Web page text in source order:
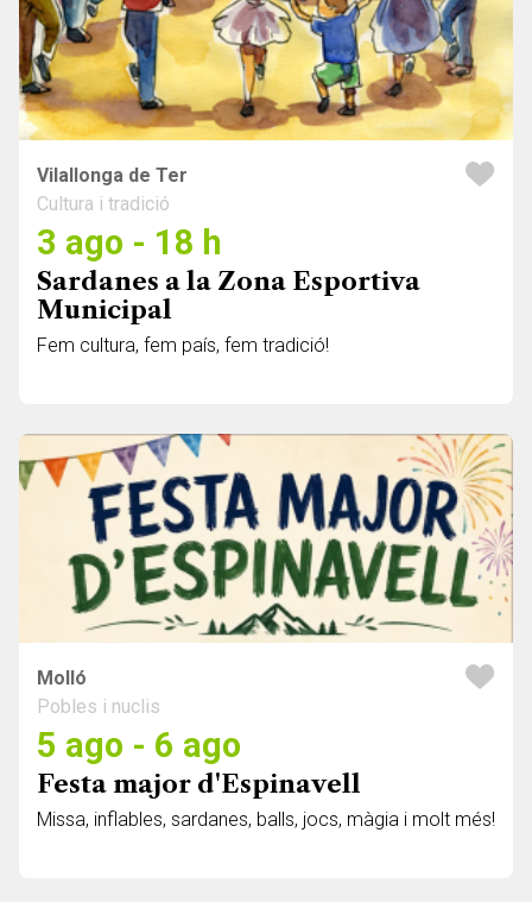
Vilallonga de Ter
Cultura i tradició
3 ago - 18 h
Sardanes a la Zona Esportiva
Municipal
Fem cultura, fem país, fem tradició!
Molló
Pobles i nuclis
5 ago - 6 ago
Festa major d'Espinavell
Missa, inflables, sardanes, balls, jocs, màgia i molt més!